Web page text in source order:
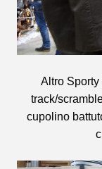
Altro
track/
cupolino